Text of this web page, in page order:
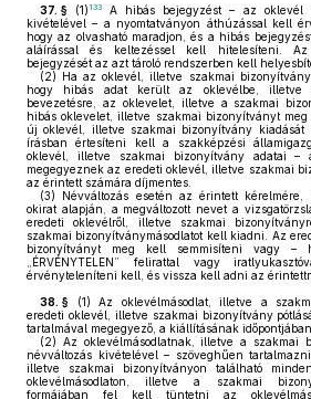
37. § (1) 133
A hibás bejegyzést – az oklevél
kivételével – a nyomtatványon áthúzással kell
hogy az olvasható maradjon, és a hibás
aláírással és keltezéssel kell hitelesíteni.
bejegyzését az azt tároló rendszerben kell
(2) Ha az oklevél, illetve szakmai
hogy hibás adat került az oklevélbe, illetve
bevezetésre, az oklevelet, illetve a szakmai
hibás oklevelet, illetve szakmai bizonyítványt
új oklevél, illetve szakmai bizonyítvány kiadását
írásban értesíteni kell a szakképzési
oklevél, illetve szakmai bizonyítvány adatai
megegyeznek az eredeti oklevél, illetve szakmai
az érintett számára díjmentes.
(3) Névváltozás esetén az érintett kérelmére,
okirat alapján, a megváltozott nevet a
eredeti oklevélről, illetve szakmai
szakmai bizonyítványmásodlatot kell kiadni. Az
bizonyítványt meg kell semmisíteni vagy
„ÉRVÉNYTELEN” felirattal vagy
érvényteleníteni kell, és vissza kell adni az
38. § (1) Az oklevélmásodlat, illetve a
eredeti oklevél, illetve szakmai bizonyítvány
tartalmával megegyező, a kiállításának
(2) Az oklevélmásodlatnak, illetve a szakmai
névváltozás kivételével – szöveghűen
illetve szakmai bizonyítványon található
oklevélmásodlaton, illetve a szakmai
formájában fel kell tüntetni az